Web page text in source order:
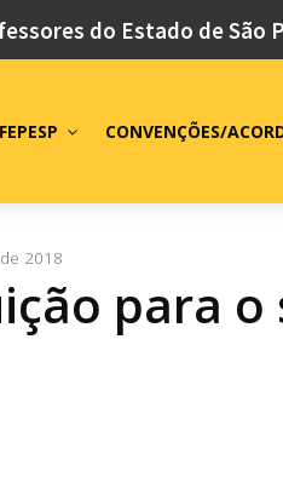
do Estado de São
FEPESP CONVENÇÕES/
2018
para